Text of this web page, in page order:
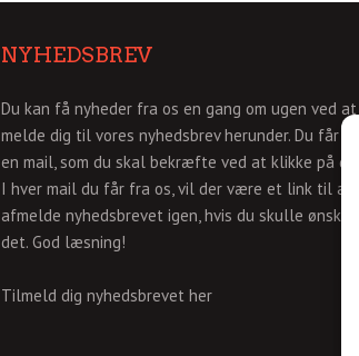
NYHEDSBREV
Du kan få nyheder fra os en gang om ugen ved at
melde dig til vores nyhedsbrev herunder. Du får så
en mail, som du skal bekræfte ved at klikke på den.
I hver mail du får fra os, vil der være et link til af
afmelde nyhedsbrevet igen, hvis du skulle ønske
det. God læsning!
Tilmeld dig nyhedsbrevet her